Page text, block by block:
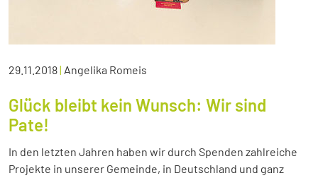
29.11.2018| Angelika Romeis
Glück bleibt kein Wunsch: Wir sind
Pate!
In den letzten Jahren haben wir durch Spenden zahlreiche
Projekte in unserer Gemeinde, in Deutschland und ganz